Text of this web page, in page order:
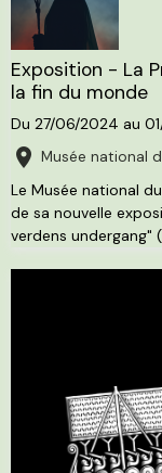
Exposition - La
la fin du monde
Du 27/06/2024 au
Musée national
Le Musée national
de sa nouvelle
verdens undergang"